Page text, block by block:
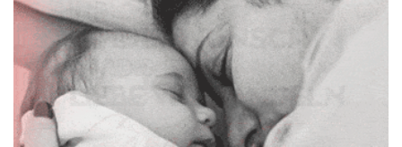
J
J
J
J